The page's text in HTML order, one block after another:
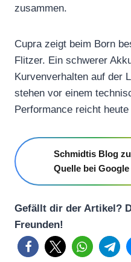
zusammen.
Cupra zeigt beim Born
Flitzer. Ein schwerer
Kurvenverhalten auf der
stehen vor einem
Performance reicht
Schmidtis Blog
Quelle bei
Gefällt dir der Artikel?
Freunden!